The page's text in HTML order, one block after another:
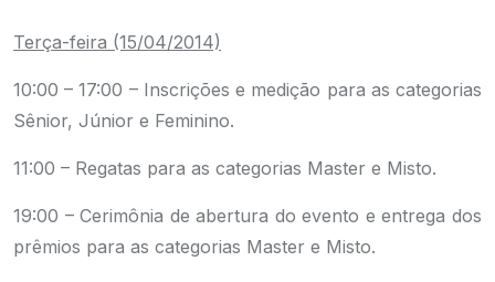
Terça-feira (15/04/2014)
10:00 – 17:00 – Inscrições e medição para as categorias
Sênior, Júnior e Feminino.
11:00 – Regatas para as categorias Master e Misto.
19:00 – Cerimônia de abertura do evento e entrega dos
prêmios para as categorias Master e Misto.